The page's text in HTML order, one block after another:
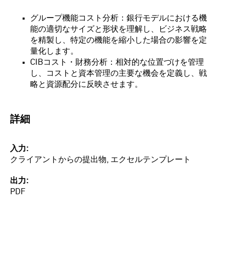
グループ機能コスト分析：銀行モデルにおける機
能の適切なサイズと形状を理解し、ビジネス戦略
を精製し、特定の機能を縮小した場合の影響を定
量化します。
CIBコスト・財務分析：相対的な位置づけを管理
し、コストと資本管理の主要な機会を定義し、戦
略と資源配分に反映させます。
詳細
入力
クライアントからの提出物, エクセルテンプレート
出力
PDF